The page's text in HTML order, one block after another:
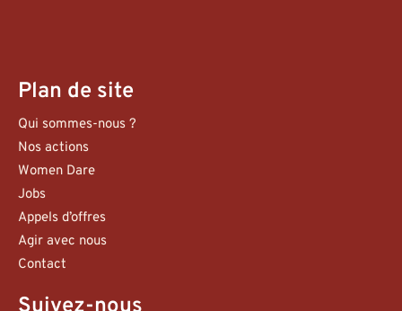
Plan de site
Qui sommes-nous ?
Nos actions
Women Dare
Jobs
Appels d’offres
Agir avec nous
Contact